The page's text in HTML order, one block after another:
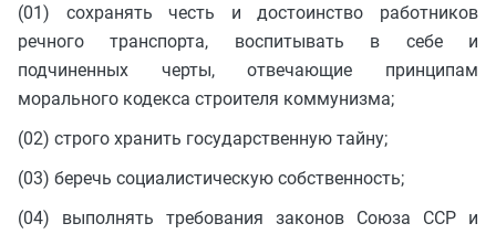
(01) сохранять честь и достоинство работников
речного транспорта, воспитывать в себе и
подчиненных черты, отвечающие принципам
морального кодекса строителя коммунизма;
(02) строго хранить государственную тайну;
(03) беречь социалистическую собственность;
(04) выполнять требования законов Союза ССР и